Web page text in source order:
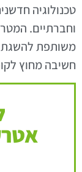
טכנולוגיה
וחברתיים.
משותפת להשגת
חשיבה מחוץ